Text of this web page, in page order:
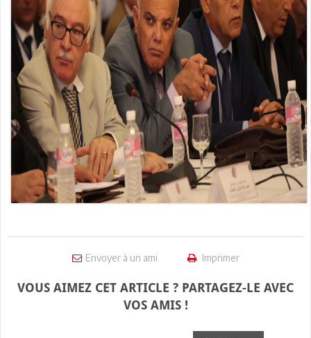
Envoyer à un ami Imprimer
VOUS AIMEZ CET ARTICLE ? PARTAGEZ-LE AVEC
VOS AMIS !